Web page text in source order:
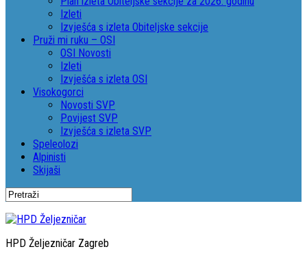
Izleti
Izvješća s izleta Obiteljske sekcije
Pruži mi ruku – OSI
OSI Novosti
Izleti
Izvješća s izleta OSI
Visokogorci
Novosti SVP
Povijest SVP
Izvješća s izleta SVP
Speleolozi
Alpinisti
Skijaši
HPD Željezničar Zagreb